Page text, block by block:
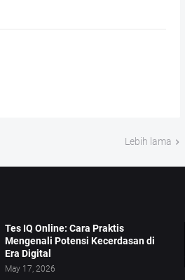
Lebih lama
Tes IQ Online: Cara Praktis
Mengenali Potensi Kecerdasan di
Era Digital
May 17, 2026